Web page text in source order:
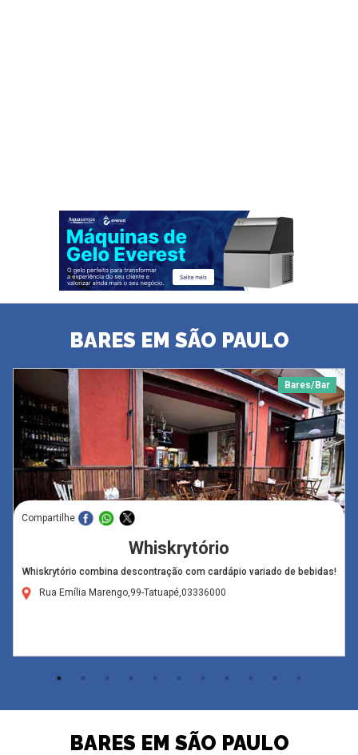
BARES EM SÃO PAULO
Bares/Bar
Compartilhe
Whiskrytório
Whiskrytório combina descontração com cardápio variado de bebidas!
Rua Emília Marengo,99-Tatuapé,03336000
BARES EM SÃO PAULO